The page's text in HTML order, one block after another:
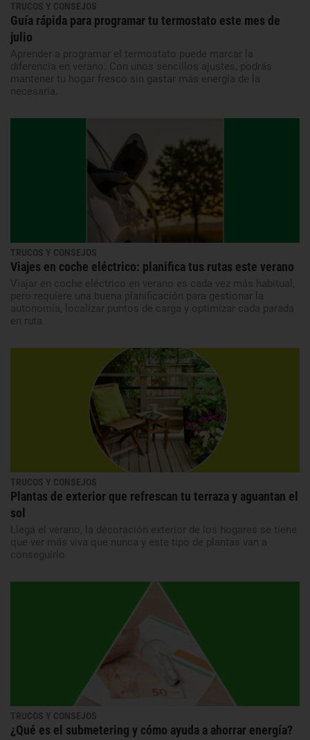
TRUCOS Y CONSEJOS
Guía rápida para programar tu termostato este mes de
julio
Aprender a programar el termostato puede marcar la
diferencia en verano. Con unos sencillos ajustes, podrás
mantener tu hogar fresco sin gastar más energía de la
necesaria.
TRUCOS Y CONSEJOS
Viajes en coche eléctrico: planifica tus rutas este verano
Viajar en coche eléctrico en verano es cada vez más habitual,
pero requiere una buena planificación para gestionar la
autonomía, localizar puntos de carga y optimizar cada parada
en ruta
TRUCOS Y CONSEJOS
Plantas de exterior que refrescan tu terraza y aguantan el
sol
Llega el verano, la decoración exterior de los hogares se tiene
que ver más viva que nunca y este tipo de plantas van a
conseguirlo
TRUCOS Y CONSEJOS
¿Qué es el submetering y cómo ayuda a ahorrar energía?